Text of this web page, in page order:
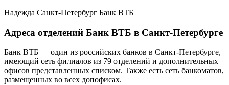
Надежда Санкт-Петербург Банк ВТБ
Адреса отделений Банк ВТБ в Санкт-Петербурге
Банк ВТБ — один из российских банков в Санкт-Петербурге,
имеющий сеть филиалов из 79 отделений и дополнительных
офисов представленных списком. Также есть сеть банкоматов,
размещенных во всех допофисах.